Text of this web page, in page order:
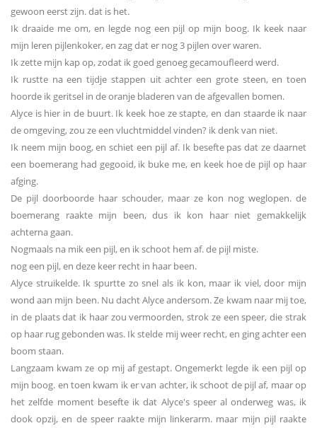
gewoon eerst zijn. dat is het.
Ik draaide me om, en legde nog een pijl op mijn boog. Ik keek naar
mijn leren pijlenkoker, en zag dat er nog 3 pijlen over waren.
Ik zette mijn kap op, zodat ik goed genoeg gecamoufleerd werd.
Ik rustte na een tijdje stappen uit achter een grote steen, en toen
hoorde ik geritsel in de oranje bladeren van de afgevallen bomen.
Alyce is hier in de buurt. Ik keek hoe ze stapte, en dan staarde ik naar
de omgeving, zou ze een vluchtmiddel vinden? ik denk van niet.
Ik neem mijn boog, en schiet een pijl af. Ik besefte pas dat ze daarnet
een boemerang had gegooid, ik buke me, en keek hoe de pijl op haar
afging.
De pijl doorboorde haar schouder, maar ze kon nog weglopen. de
boemerang raakte mijn been, dus ik kon haar niet gemakkelijk
achterna gaan.
Nogmaals na mik een pijl, en ik schoot hem af. de pijl miste.
nog een pijl, en deze keer recht in haar been.
Alyce struikelde. Ik spurtte zo snel als ik kon, maar ik viel, door mijn
wond aan mijn been. Nu dacht Alyce andersom. Ze kwam naar mij toe,
in de plaats dat ik haar zou vermoorden, strok ze een speer, die strak
op haar rug gebonden was. Ik stelde mij weer recht, en ging achter een
boom staan.
Langzaam kwam ze op mij af gestapt. Ongemerkt legde ik een pijl op
mijn boog. en toen kwam ik er van achter, ik schoot de pijl af, maar op
het zelfde moment besefte ik dat Alyce's speer al onderweg was, ik
dook opzij, en de speer raakte mijn linkerarm. maar mijn pijl raakte